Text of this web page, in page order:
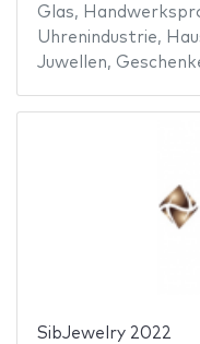
Glas,
Uhrenindustrie,
Juwellen,
SibJewelry 2022